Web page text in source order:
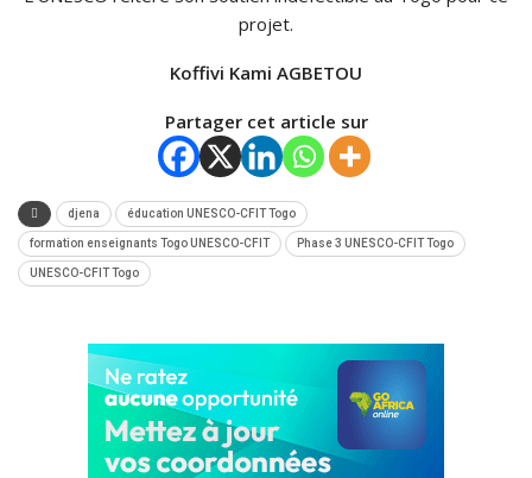
projet.
Koffivi Kami AGBETOU
Partager cet article sur
djena éducation UNESCO-CFIT Togo
formation enseignants Togo UNESCO-CFIT Phase 3 UNESCO-CFIT Togo
UNESCO-CFIT Togo